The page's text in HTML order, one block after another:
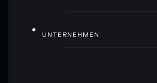
UNTERNEHMEN